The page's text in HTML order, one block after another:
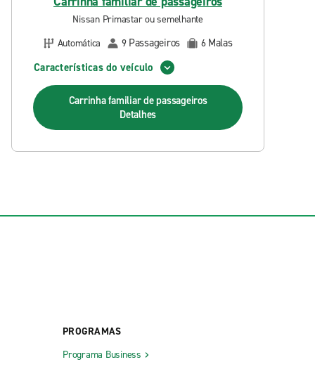
Nissan Primastar ou semelhante
Automática
9 Passageiros 6 Malas
Características do veículo
Carrinha familiar de passageiros
Detalhes
PROGRAMAS
Programa Business